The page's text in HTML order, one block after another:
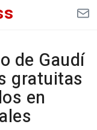
de Gaudí
gratuitas
en